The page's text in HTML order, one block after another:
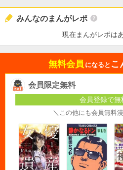
みんなのまんがレポ
現在まんがレポは
無料会員 になると こ
会員限定無料
会員登録で無
＼この他にも会員無料